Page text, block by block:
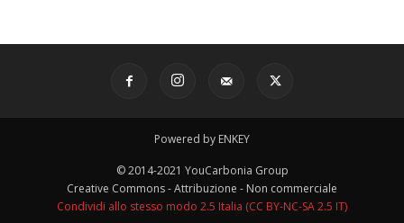
Powered by ENKEY
© 2014-2021 YouCarbonia Group
Creative Commons - Attribuzione - Non commerciale
Condividi allo stesso modo 2.5 Italia (CC BY-NC-SA 2.5 IT)